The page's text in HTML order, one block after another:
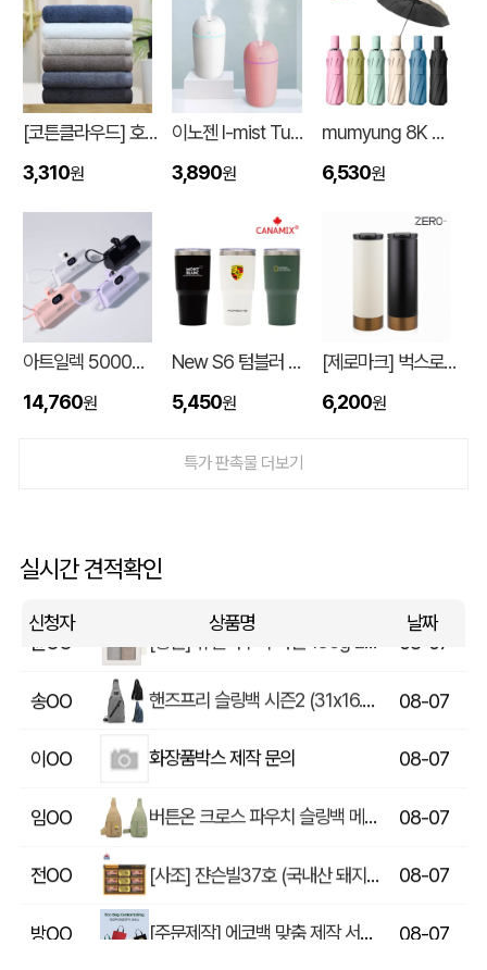
[코튼클라우드] 호텔수건 170g 1P (자수,나염)
3,310원
이노젠 I-mist Tumbler 미니가습기 420ml
3,890원
mumyung 8K 암막 베이스 완전자동 3단 양우산
6,530원
아트일렉 5000mAh 도킹형 보조 배터리
14,760원
New S6 텀블러 600ml
5,450원
[제로마크] 벅스로얄텀블러 500ml
6,200원
특가 판촉물 더보기
실시간 견적확인
신청자 상품명 날짜
이OO 입체형떡메모_(도자기레인보우) 08-08
이OO 상품제안(웰컴키트제작)
윤OO 08-07